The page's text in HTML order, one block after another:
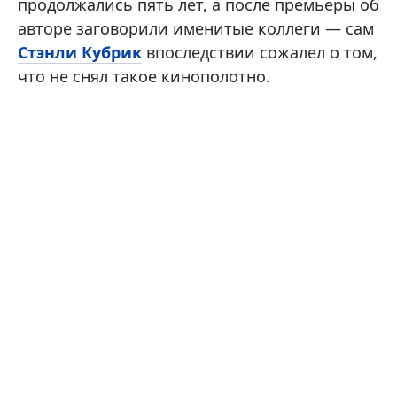
продолжались пять лет, а после премьеры об
авторе заговорили именитые коллеги — сам
Стэнли Кубрик впоследствии сожалел о том,
что не снял такое кинополотно.